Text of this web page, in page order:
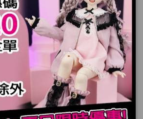
上稍有差別
加入購物車